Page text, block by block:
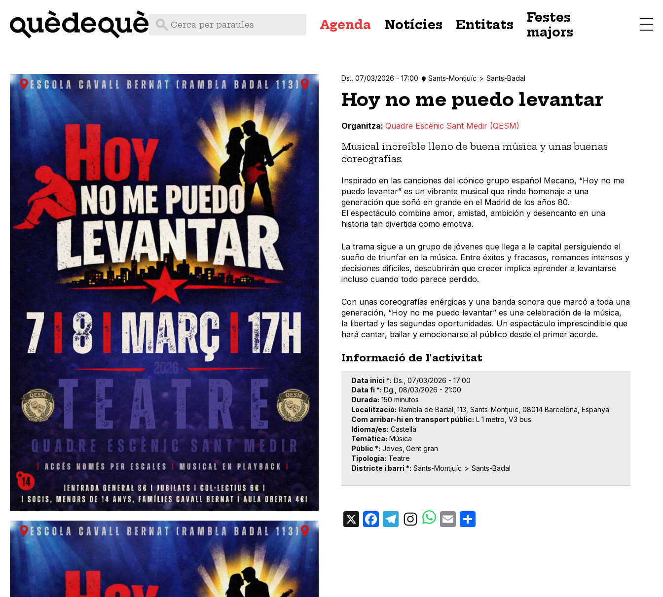
principal
Agenda Notícies Entitats
Festes
majors
Ds., 07/03/2026 - 17:00 Sants-Montjuïc Sants-Badal
Hoy no me puedo levantar
Organitza Quadre Escènic Sant Medir (QESM)
Musical increíble lleno de buena música y unas buenas
coreografías.
Inspirado en las canciones del icónico grupo español Mecano, “Hoy no me
puedo levantar” es un vibrante musical que rinde homenaje a una
generación que soñó en grande en el Madrid de los años 80.
El espectáculo combina amor, amistad, ambición y desencanto en una
historia tan divertida como emotiva.
La trama sigue a un grupo de jóvenes que llega a la capital persiguiendo el
sueño de triunfar en la música. Entre éxitos y fracasos, romances intensos y
decisiones difíciles, descubrirán que crecer implica aprender a levantarse
incluso cuando todo parece perdido.
Con unas coreografías enérgicas y una banda sonora que marcó a toda una
generación, “Hoy no me puedo levantar” es una celebración de la música,
la libertad y las segundas oportunidades. Un espectáculo imprescindible que
hará cantar, bailar y emocionarse al público desde el primer acorde.
Informació de l'activitat
Data inici * Ds., 07/03/2026 - 17:00
Data fi * Dg., 08/03/2026 - 21:00
Durada 150 minutos
Localització Rambla de Badal, 113, Sants-Montjuïc, 08014 Barcelona, Espanya
Com arribar-hi en transport públic L 1 metro, V3 bus
Idioma/es Castellà
Temàtica Música
Públic * Joves Gent gran
Tipologia Teatre
Districte i barri * Sants-Montjuïc Sants-Badal
X Facebook
TelegramEmail